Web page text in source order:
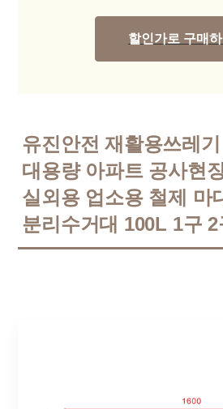
할인가로 구매하
유진안전 재활용쓰레
대용량 아파트 공사현
실외용 업소용 철제 마
분리수거대 100L 1구